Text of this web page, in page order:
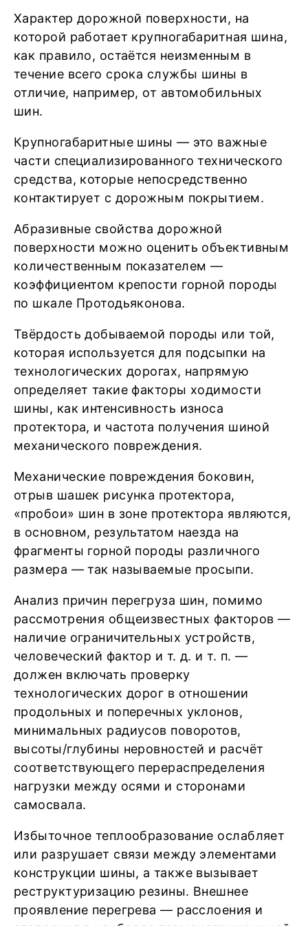
Характер дорожной поверхности, на
которой работает крупногабаритная шина,
как правило, остаётся неизменным в
течение всего срока службы шины в
отличие, например, от автомобильных
шин.
Крупногабаритные шины — это важные
части специализированного технического
средства, которые непосредственно
контактирует с дорожным покрытием.
Абразивные свойства дорожной
поверхности можно оценить объективным
количественным показателем —
коэффициентом крепости горной породы
по шкале Протодьяконова.
Твёрдость добываемой породы или той,
которая используется для подсыпки на
технологических дорогах, напрямую
определяет такие факторы ходимости
шины, как интенсивность износа
протектора, и частота получения шиной
механического повреждения.
Механические повреждения боковин,
отрыв шашек рисунка протектора,
«пробои» шин в зоне протектора являются,
в основном, результатом наезда на
фрагменты горной породы различного
размера — так называемые просыпи.
Анализ причин перегруза шин, помимо
рассмотрения общеизвестных факторов —
наличие ограничительных устройств,
человеческий фактор и т. д. и т. п. —
должен включать проверку
технологических дорог в отношении
продольных и поперечных уклонов,
минимальных радиусов поворотов,
высоты/глубины неровностей и расчёт
соответствующего перераспределения
нагрузки между осями и сторонами
самосвала.
Избыточное теплообразование ослабляет
или разрушает связи между элементами
конструкции шины, а также вызывает
реструктуризацию резины. Внешнее
проявление перегрева — расслоения и